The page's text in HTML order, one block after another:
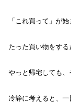
「これ買って」が始
たった買い物をする
やっと帰宅しても、
冷静に考えると、